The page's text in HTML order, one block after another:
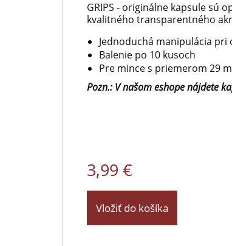
GRIPS - originálne kapsule sú
kvalitného transparentného
Jednoduchá manipulácia
Balenie po 10 kusoch
Pre mince s priemerom 29
Pozn.: V našom eshope nájdete
3,99 €
Vložiť do košíka